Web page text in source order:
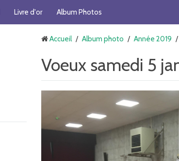
Livre d'or Album Photos
Accueil / Album photo / Année 2019 /
Voeux samedi 5